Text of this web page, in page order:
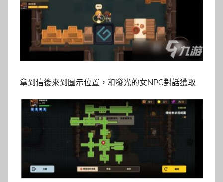
拿到信後來到圖示位置，和發光的女NPC對話獲取